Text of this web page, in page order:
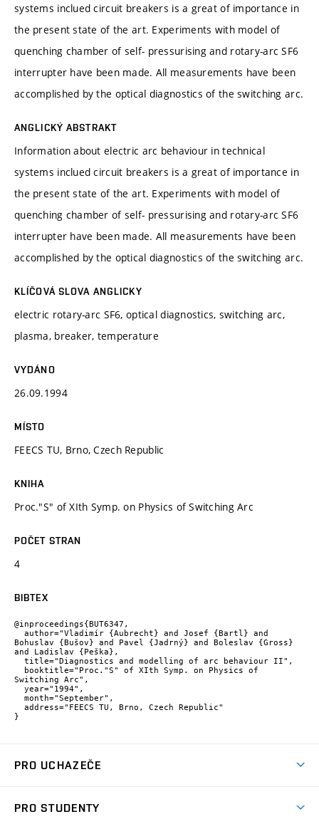
systems inclued circuit breakers is a great of importance in
the present state of the art. Experiments with model of
quenching chamber of self- pressurising and rotary-arc SF6
interrupter have been made. All measurements have been
accomplished by the optical diagnostics of the switching arc.
ANGLICKÝ ABSTRAKT
Information about electric arc behaviour in technical
systems inclued circuit breakers is a great of importance in
the present state of the art. Experiments with model of
quenching chamber of self- pressurising and rotary-arc SF6
interrupter have been made. All measurements have been
accomplished by the optical diagnostics of the switching arc.
KLÍČOVÁ SLOVA ANGLICKY
electric rotary-arc SF6, optical diagnostics, switching arc,
plasma, breaker, temperature
VYDÁNO
26.09.1994
MÍSTO
FEECS TU, Brno, Czech Republic
KNIHA
Proc."S" of XIth Symp. on Physics of Switching Arc
POČET STRAN
4
BIBTEX
@inproceedings{BUT6347,
Bohuslav {Bušov} and Pavel {Jadrný} and Boleslav {Gross}
and Ladislav {Peška},
Switching Arc",
}
PRO UCHAZEČE
PRO STUDENTY